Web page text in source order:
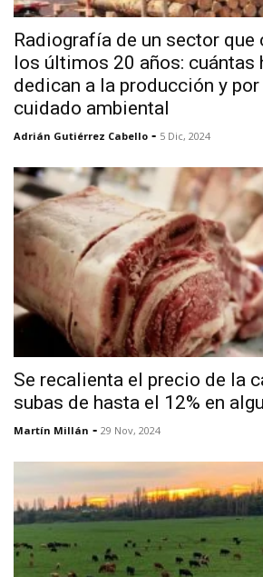
Radiografía de un sector que
los últimos 20 años: cuántas
dedican a la producción y
cuidado ambiental
Adrián Gutiérrez Cabello - 5 Dic, 2024
Se recalienta el precio de la
subas de hasta el 12% en
Martín Millán - 29 Nov, 2024